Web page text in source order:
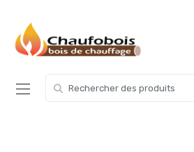
navigation
content